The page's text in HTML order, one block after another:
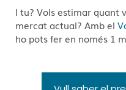
I tu? Vols estimar quant
mercat actual? Amb el
ho pots fer en només 1